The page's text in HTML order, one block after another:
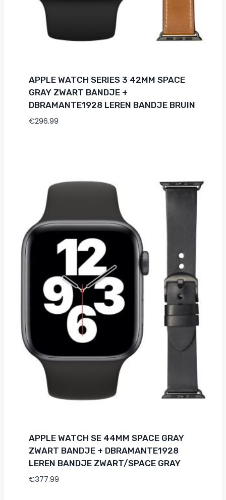
APPLE WATCH SERIES 3 42MM SPACE
GRAY ZWART BANDJE +
DBRAMANTE1928 LEREN BANDJE BRUIN
€296.99
APPLE WATCH SE 44MM SPACE GRAY
ZWART BANDJE + DBRAMANTE1928
LEREN BANDJE ZWART/SPACE GRAY
€377.99